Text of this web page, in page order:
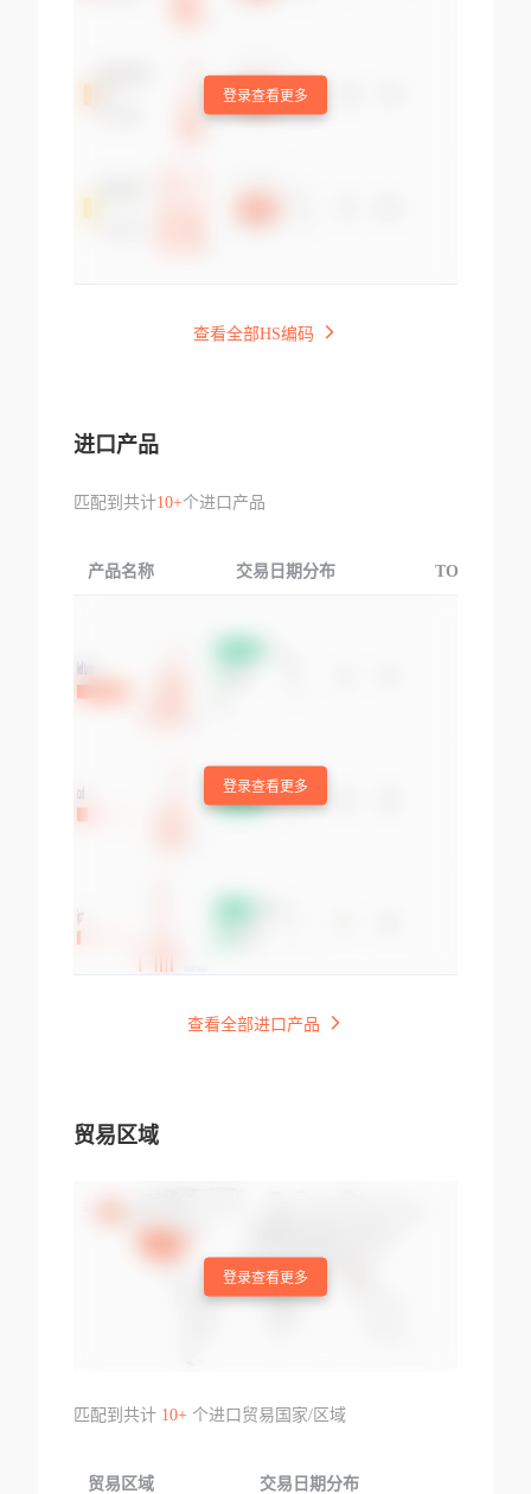
登录查看更多
查看全部HS编码
进口产品
匹配到共计10+个进口产品
产品名称 交易日期分布 TOP3交易国
登录查看更多
查看全部进口产品
贸易区域
登录查看更多
匹配到共计 10+个进口贸易国家/区域
贸易区域 交易日期分布